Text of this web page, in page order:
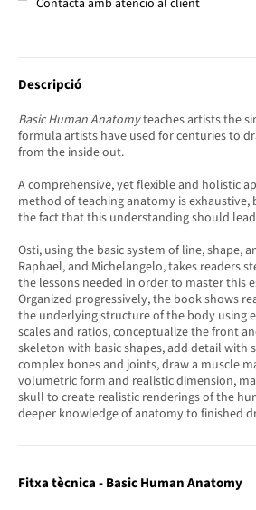
Descripció
Basic Human Anatomyteaches artists the
formula artists have used for centuries to
from the inside out.
A comprehensive, yet flexible and holistic
method of teaching anatomy is exhaustive,
the fact that this understanding should
Osti, using the basic system of line, shape,
Raphael, and Michelangelo, takes readers
the lessons needed in order to master this
Organized progressively, the book shows
the underlying structure of the body using
scales and ratios, conceptualize the front
skeleton with basic shapes, add detail with
complex bones and joints, draw a muscle
volumetric form and realistic dimension,
skull to create realistic renderings of the
deeper knowledge of anatomy to finished
Fitxa tècnica - Basic Human Anatomy